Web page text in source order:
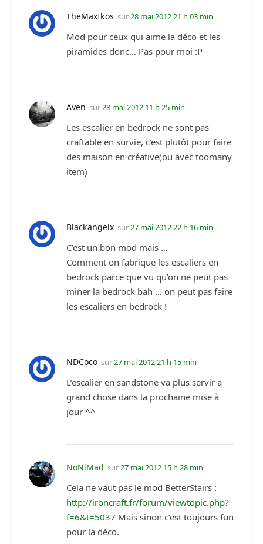
TheMaxIkos sur28 mai 2012 21 h 03 min
Mod pour ceux qui aime la déco et les
piramides donc… Pas pour moi :P
Aven sur28 mai 2012 11 h 25 min
Les escalier en bedrock ne sont pas
craftable en survie, c’est plutôt pour faire
des maison en créative(ou avec toomany
item)
Blackangelx sur27 mai 2012 22 h 16 min
C’est un bon mod mais …
Comment on fabrique les escaliers en
bedrock parce que vu qu’on ne peut pas
miner la bedrock bah … on peut pas faire
les escaliers en bedrock !
NDCoco sur27 mai 2012 21 h 15 min
L’escalier en sandstone va plus servir a
grand chose dans la prochaine mise à
jour ^^
NoNiMad sur27 mai 2012 15 h 28 min
Cela ne vaut pas le mod BetterStairs :
http://ironcraft.fr/forum/viewtopic.php?
f=6&t=5037 Mais sinon c’est toujours fun
pour la déco.